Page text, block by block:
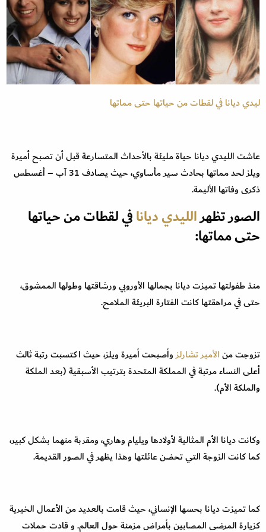
ليدي ديانا في لقطات من حياتها حتى مماتها
عاشت الليدي ديانا حياة مليئة بالأحداث المتسارعة قبل أن تصبح أميرة
ويلز لحد مماتها بحادث سير مأساوي، حيث يصادف 31 آب – أغسطس
ذكرى وفاتها الأليمة.
الصور تظهرالليدي ديانافي لقطات من حياتها
حتى مماتها:
منذ طفولتها تميزت ديانا بجمالها الأوروبي ورشاقتها وطولها الممشوق،
حتى في مراهقتها كانت الفتارة البريئة الملامح.
تزوجت منالأمير تشارلزوأصبحت أميرة ويلز، حيث اكتسبت رتبة ثالث
أعلى النساء مرتبة في المملكة المتحدة بترتيب الأسبقية (بعد الملكة
والملكة الأم).
وكانت ديانا الأم المثالية لأولادها ويليام وهاري، ومقربة منهما بشكل كبير،
كما كانت الزوجة التي تحضن عائلتها وهذا يظهر في الصور القديمة.
كما تميزت ديانا بحسها الإنساني، حيث قامت بالعديد من الأعمال الخيرية
كزيارة المرضى المصابين بأمراض مزمنة حول العالم. و قادت حملات